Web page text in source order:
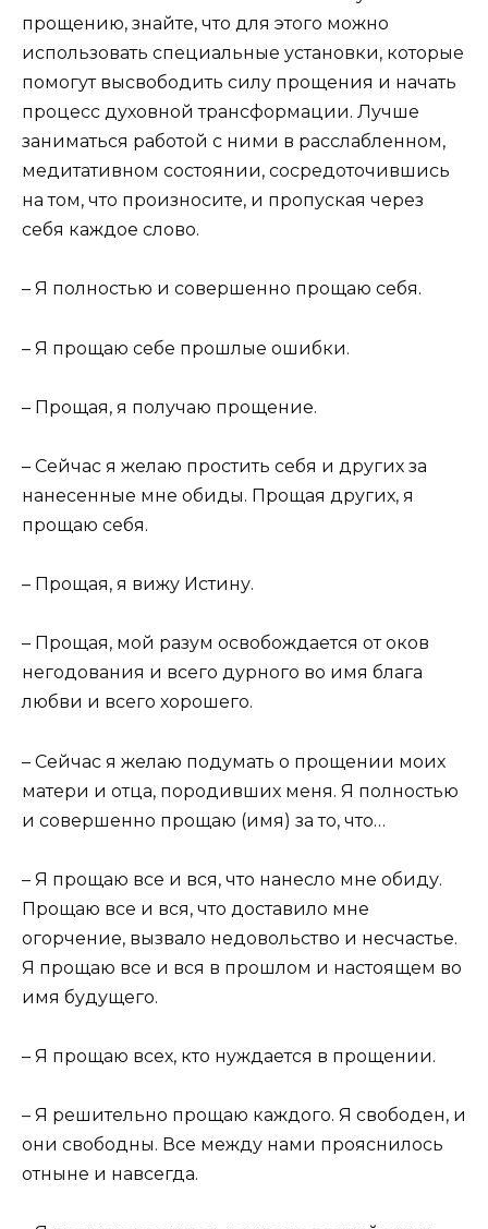
прощению, знайте, что для этого можно
использовать специальные установки, которые
помогут высвободить силу прощения и начать
процесс духовной трансформации. Лучше
заниматься работой с ними в расслабленном,
медитативном состоянии, сосредоточившись
на том, что произносите, и пропуская через
себя каждое слово.
– Я полностью и совершенно прощаю себя.
– Я прощаю себе прошлые ошибки.
– Прощая, я получаю прощение.
– Сейчас я желаю простить себя и других за
нанесенные мне обиды. Прощая других, я
прощаю себя.
– Прощая, я вижу Истину.
– Прощая, мой разум освобождается от оков
негодования и всего дурного во имя блага
любви и всего хорошего.
– Сейчас я желаю подумать о прощении моих
матери и отца, породивших меня. Я полностью
и совершенно прощаю (имя) за то, что…
– Я прощаю все и вся, что нанесло мне обиду.
Прощаю все и вся, что доставило мне
огорчение, вызвало недовольство и несчастье.
Я прощаю все и вся в прошлом и настоящем во
имя будущего.
– Я прощаю всех, кто нуждается в прощении.
– Я решительно прощаю каждого. Я свободен, и
они свободны. Все между нами прояснилось
отныне и навсегда.